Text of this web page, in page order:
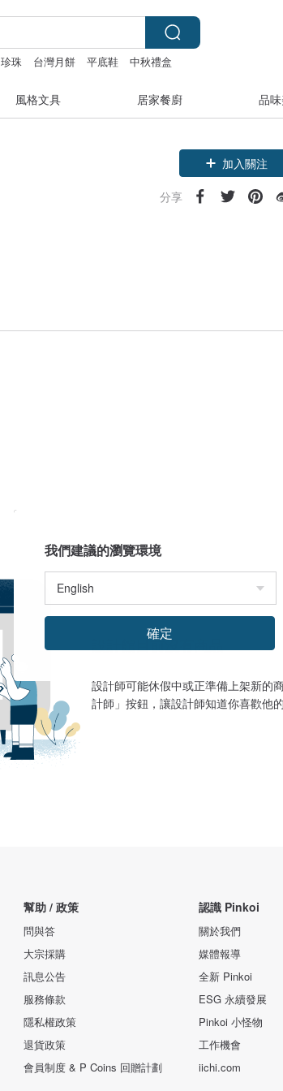
珍珠 台灣月餅 平底鞋 中秋禮盒
風格文具 居家餐廚 品
加入關注
分享
設計館目前沒有商品
設計師可能休假中或正準備上架新的
計師」按鈕，讓設計師知道你喜歡他
幫助 / 政策
問與答
大宗採購
訊息公告
服務條款
隱私權政策
退貨政策
會員制度 & P Coins 回贈計劃
認識 Pinkoi
關於我們
媒體報導
全新 Pinkoi
ESG 永續發展
Pinkoi 小怪物
工作機會
iichi.com
我們建議的瀏覽環境
確定